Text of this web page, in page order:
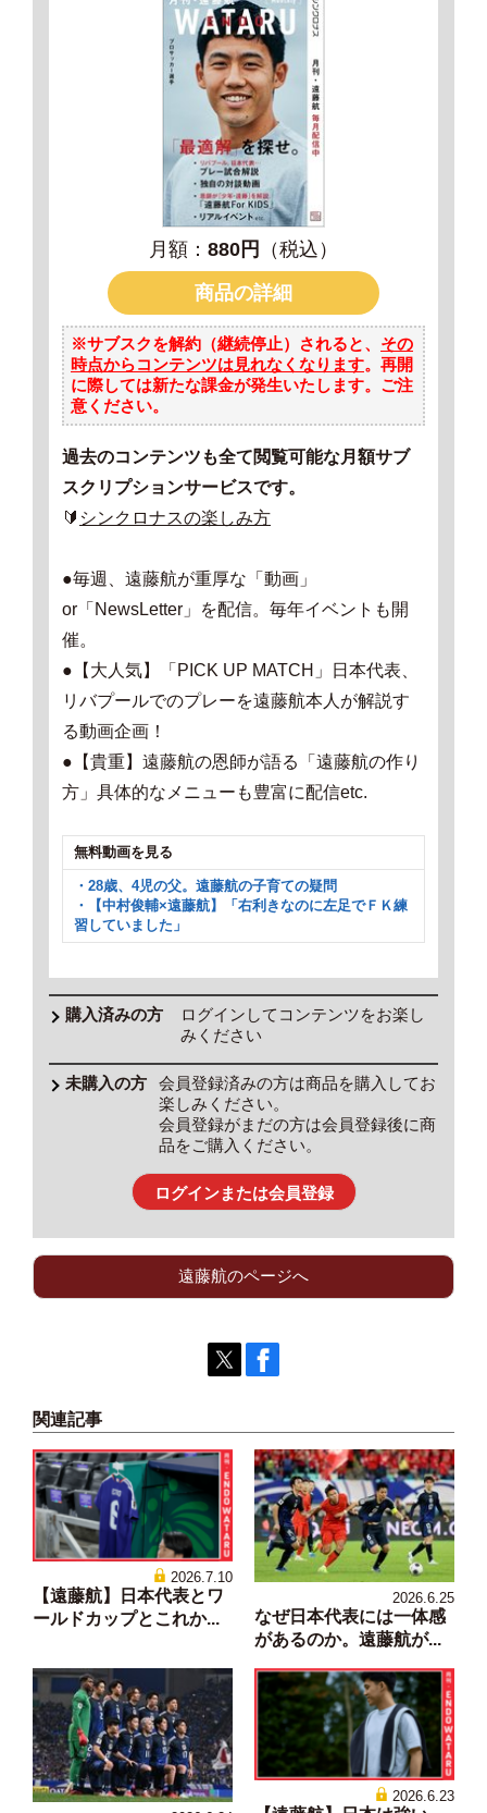
月額： 880円
（税込）
商品の詳細
※サブスクを解約（継続停止）されると、 その
時点からコンテンツは見れなくなります。再開
に際しては新たな課金が発生いたします。ご注
意ください。
過去のコンテンツも全て閲覧可能な月額サブ
スクリプションサービスです。
🔰 シンクロナスの楽しみ方
●毎週、遠藤航が重厚な「動画」
or「NewsLetter」を配信。毎年イベントも開
催。
●【大人気】「PICK UP MATCH」日本代表、
リバプールでのプレーを遠藤航本人が解説す
る動画企画！
●【貴重】遠藤航の恩師が語る「遠藤航の作り
方」具体的なメニューも豊富に配信etc.
無料動画を見る
・28歳、4児の父。遠藤航の子育ての疑問
・【中村俊輔×遠藤航】「右利きなのに左足でＦＫ練
習していました」
ログインしてコンテンツをお楽し
みください
会員登録済みの方は商品を購入してお
楽しみください。
会員登録がまだの方は会員登録後に商
品をご購入ください。
ログインまたは会員登録
遠藤航のページへ
関連記事
2026.7.10
【遠藤航】日本代表とワ
ールドカップとこれか...
2026.6.25
なぜ日本代表には一体感
があるのか。遠藤航が...
2026.6.23